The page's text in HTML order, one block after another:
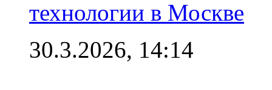
технологии в Москве
30.3.2026, 14:14